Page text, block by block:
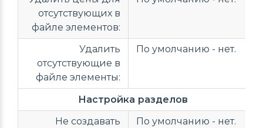
отсутствующих в
файле элементов:
Удалить
отсутствующие в
файле элементы:
По умолчанию - нет.
Настройка разделов
Не создавать
По умолчанию - нет.